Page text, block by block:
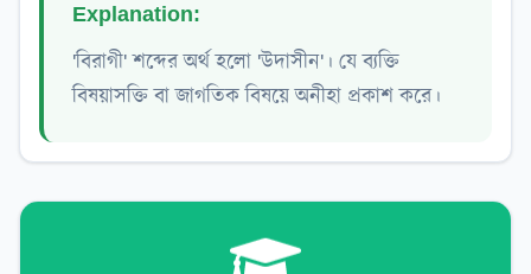
Explanation:
'বিরাগী' শব্দের অর্থ হলো 'উদাসীন'। যে ব্যক্তি
বিষয়াসক্তি বা জাগতিক বিষয়ে অনীহা প্রকাশ করে।